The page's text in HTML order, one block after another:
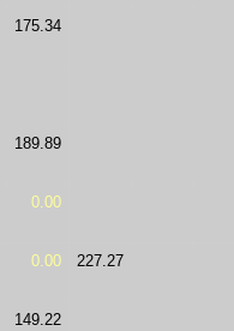
175.34
189.89
0.00
0.00 227.27
149.22